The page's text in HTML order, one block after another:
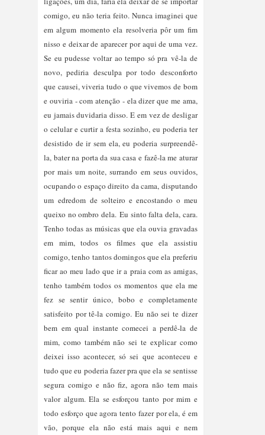
comigo, eu não teria feito. Nunca imaginei que
em algum momento ela resolveria pôr um fim
nisso e deixar de aparecer por aqui de uma vez.
Se eu pudesse voltar ao tempo só pra vê-la de
novo, pediria desculpa por todo desconforto
que causei, viveria tudo o que vivemos de bom
e ouviria - com atenção - ela dizer que me ama,
eu jamais duvidaria disso. E em vez de desligar
o celular e curtir a festa sozinho, eu poderia ter
desistido de ir sem ela, eu poderia surpreendê-
la, bater na porta da sua casa e fazê-la me aturar
por mais um noite, surrando em seus ouvidos,
ocupando o espaço direito da cama, disputando
um edredom de solteiro e encostando o meu
queixo no ombro dela. Eu sinto falta dela, cara.
Tenho todas as músicas que ela ouvia gravadas
em mim, todos os filmes que ela assistiu
comigo, tenho tantos domingos que ela preferiu
ficar ao meu lado que ir a praia com as amigas,
tenho também todos os momentos que ela me
fez se sentir único, bobo e completamente
satisfeito por tê-la comigo. Eu não sei te dizer
bem em qual instante comecei a perdê-la de
mim, como também não sei te explicar como
deixei isso acontecer, só sei que aconteceu e
tudo que eu poderia fazer pra que ela se sentisse
segura comigo e não fiz, agora não tem mais
valor algum. Ela se esforçou tanto por mim e
todo esforço que agora tento fazer por ela, é em
vão, porque ela não está mais aqui e nem